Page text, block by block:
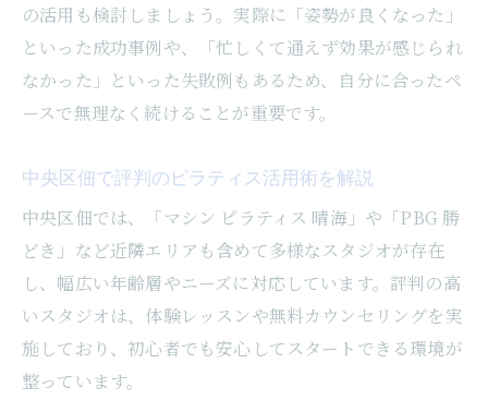
の活用も検討しましょう。実際に「姿勢が良くなった」
といった成功事例や、「忙しくて通えず効果が感じられ
なかった」といった失敗例もあるため、自分に合ったペ
ースで無理なく続けることが重要です。
中央区佃で評判のピラティス活用術を解説
中央区佃では、「マシン ピラティス 晴海」や「PBG 勝
どき」など近隣エリアも含めて多様なスタジオが存在
し、幅広い年齢層やニーズに対応しています。評判の高
いスタジオは、体験レッスンや無料カウンセリングを実
施しており、初心者でも安心してスタートできる環境が
整っています。